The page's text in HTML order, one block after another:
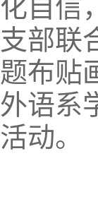
化自信
支部联
题布贴
外语系
活动。